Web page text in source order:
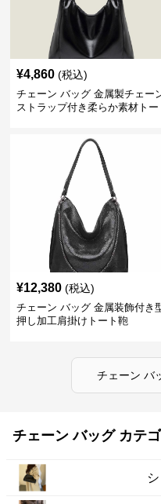
¥4,860 (税込)
チェーン バッグ 金属製チェー
ストラップ付き柔らか素材トー
¥12,380 (税込)
チェーン バッグ 金属装飾付き
押し加工肩掛けトート鞄
チェーン バ
チェーン バッグ カテ